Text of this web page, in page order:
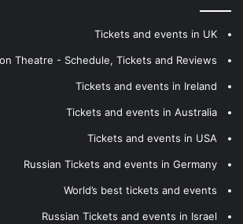
Tickets and events in UK
Theatre - Schedule, Tickets and Reviews
Tickets and events in Ireland
Tickets and events in Australia
Tickets and events in USA
Russian Tickets and events in Germany
World’s best tickets and events
Russian Tickets and events in Israel